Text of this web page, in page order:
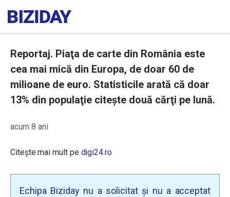
Reportaj. Piaţa de carte din România este
cea mai mică din Europa, de doar 60 de
milioane de euro. Statisticile arată că doar
13% din populaţie citește două cărţi pe lună.
acum 8 ani
Citește mai mult pe digi24.ro
Echipa Biziday nu a solicitat și nu a acceptat